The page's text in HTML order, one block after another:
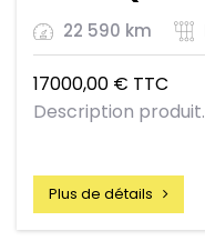
22 590 km
17000,00 € TTC
Description produit.
Plus de détails